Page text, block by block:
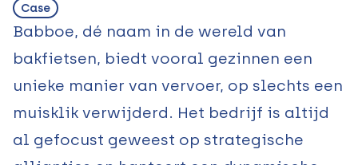
Case
Babboe, dé naam in de wereld van
bakfietsen, biedt vooral gezinnen een
unieke manier van vervoer, op slechts een
muisklik verwijderd. Het bedrijf is altijd
al gefocust geweest op strategische